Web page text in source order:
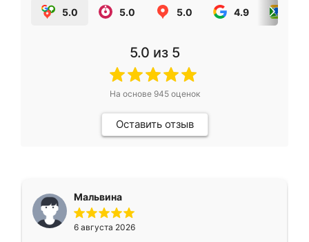
5.0 5.0 5.0 4.9
5.0 из 5
На основе 945оценок
Оставить отзыв
Мальвина
6 августа 2026